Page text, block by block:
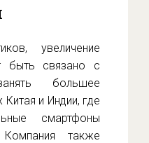
увеличение
быть связано с
большее
Китая и Индии, где
смартфоны
также